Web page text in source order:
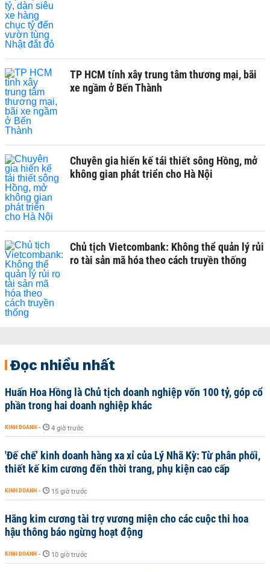
TP HCM tính xây trung tâm thương mại, bãi
xe ngầm ở Bến Thành
Chuyên gia hiến kế tái thiết sông Hồng, mở
không gian phát triển cho Hà Nội
Chủ tịch Vietcombank: Không thể quản lý rủi
ro tài sản mã hóa theo cách truyền thống
Đọc nhiều nhất
Huấn Hoa Hồng là Chủ tịch doanh nghiệp vốn 100 tỷ, góp cổ
phần trong hai doanh nghiệp khác
KINH DOANH - 4 giờ trước
'Đế chế’ kinh doanh hàng xa xỉ của Lý Nhã Kỳ: Từ phân phối,
thiết kế kim cương đến thời trang, phụ kiện cao cấp
KINH DOANH - 15 giờ trước
Hãng kim cương tài trợ vương miện cho các cuộc thi hoa
hậu thông báo ngừng hoạt động
KINH DOANH - 10 giờ trước